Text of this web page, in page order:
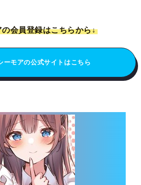
の会員登録はこちらから↓
ーモアの公式サイトはこちら